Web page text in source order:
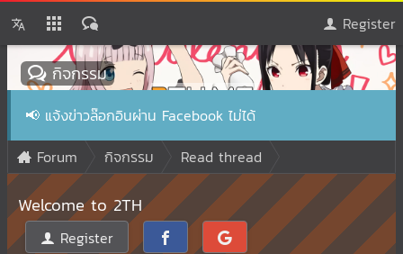
Register
กิจกรรม
📢 แจ้งข่าวล๊อกอินผ่าน Facebook ไม่ได้
Forum
กิจกรรม Read thread
Welcome to 2TH
Register